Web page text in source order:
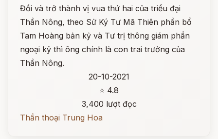
Đồi và trở thành vị vua thứ hai của triều đại
Thần Nông, theo Sử Ký Tư Mã Thiên phần bổ
Tam Hoàng bản kỷ và Tư trị thông giám phần
ngoại kỷ thì ông chính là con trai trưởng của
Thần Nông.
20-10-2021
⭐ 4.8
3,400 lượt đọc
Thần thoại Trung Hoa